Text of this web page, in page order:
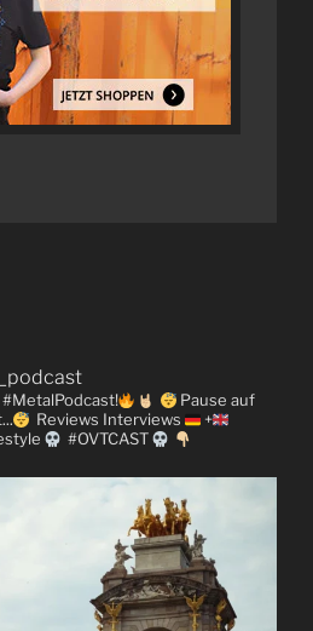
Pause auf
Reviews Interviews
+
#OVTCAST